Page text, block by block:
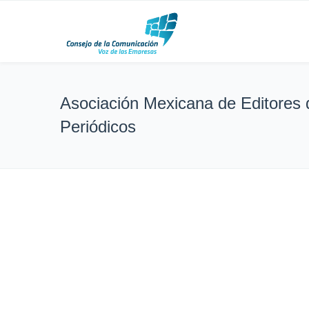
Asociación Mexicana de Editores
Periódicos